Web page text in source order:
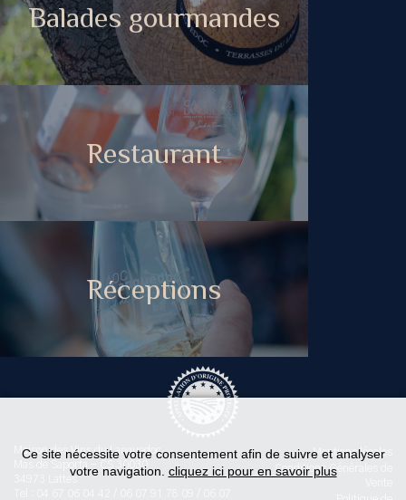
Balades gourmandes
Restaurant
Réceptions
Maison des Vins du Languedoc
Mas de Saporta - CS 30030
34973 Lattes
Mentions légales
Conditions Générales de
Ce site nécessite votre consentement afin de suivre et analyser
votre navigation. cliquez ici pour en savoir plus